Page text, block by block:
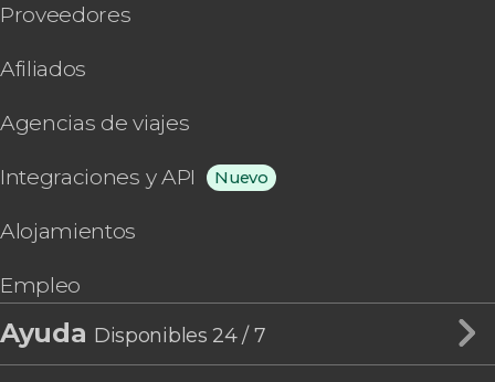
Proveedores
Afiliados
Agencias de viajes
Integraciones y API Nuevo
Alojamientos
Empleo
Ayuda Disponibles 24 / 7